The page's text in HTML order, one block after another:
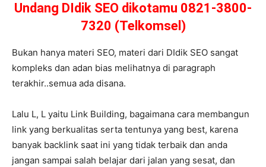
Undang DIdik SEO dikotamu 0821-3800-
7320 (Telkomsel)
Bukan hanya materi SEO, materi dari DIdik SEO sangat
kompleks dan adan bias melihatnya di paragraph
terakhir..semua ada disana.
Lalu L, L yaitu Link Building, bagaimana cara membangun
link yang berkualitas serta tentunya yang best, karena
banyak backlink saat ini yang tidak terbaik dan anda
jangan sampai salah belajar dari jalan yang sesat, dan